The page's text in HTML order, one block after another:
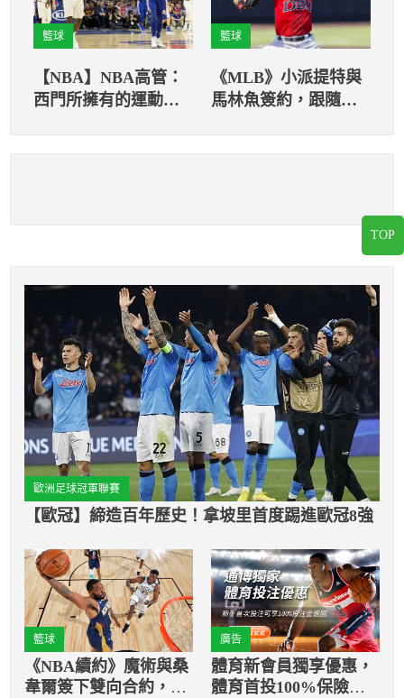
籃球
【NBA】NBA高管：
西門所擁有的運動能
籃球
《MLB》小派提特與
馬林魚簽約，跟隨父
歐洲足球冠軍聯賽
【歐冠】締造百年歷史！拿坡里首度踢進歐冠8強
籃球
《NBA續約》魔術與桑
韋爾簽下雙向合約，裁
廣告
體育新會員獨享優惠，
體育首投100%保險返
TOP